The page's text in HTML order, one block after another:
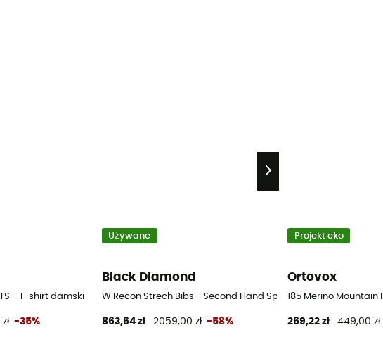
damska
- T-shirt damski
-35%
Używane
Black Diamond
W Recon Strech Bibs - Second Hand Spodnie narciarskie
863,64 zł 2059,00 zł -58%
Projekt eko
Ortovox
185 Merino Mountain
269,22 zł 449,00 zł